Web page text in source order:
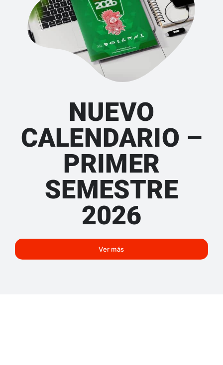
NUEVO
CALENDARIO –
PRIMER
SEMESTRE
2026
Ver más